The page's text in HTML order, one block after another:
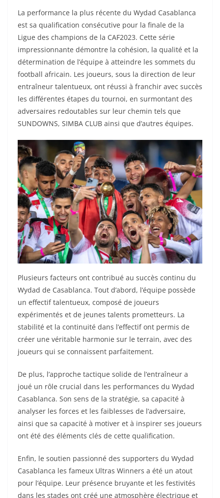
La performance la plus récente du Wydad Casablanca
est sa qualification consécutive pour la finale de la
Ligue des champions de la CAF2023. Cette série
impressionnante démontre la cohésion, la qualité et la
détermination de l’équipe à atteindre les sommets du
football africain. Les joueurs, sous la direction de leur
entraîneur talentueux, ont réussi à franchir avec succès
les différentes étapes du tournoi, en surmontant des
adversaires redoutables sur leur chemin tels que
SUNDOWNS, SIMBA CLUB ainsi que d’autres équipes.
Plusieurs facteurs ont contribué au succès continu du
Wydad de Casablanca. Tout d’abord, l’équipe possède
un effectif talentueux, composé de joueurs
expérimentés et de jeunes talents prometteurs. La
stabilité et la continuité dans l’effectif ont permis de
créer une véritable harmonie sur le terrain, avec des
joueurs qui se connaissent parfaitement.
De plus, l’approche tactique solide de l’entraîneur a
joué un rôle crucial dans les performances du Wydad
Casablanca. Son sens de la stratégie, sa capacité à
analyser les forces et les faiblesses de l’adversaire,
ainsi que sa capacité à motiver et à inspirer ses joueurs
ont été des éléments clés de cette qualification.
Enfin, le soutien passionné des supporters du Wydad
Casablanca les fameux Ultras Winners a été un atout
pour l’équipe. Leur présence bruyante et les festivités
dans les stades ont créé une atmosphère électrique et